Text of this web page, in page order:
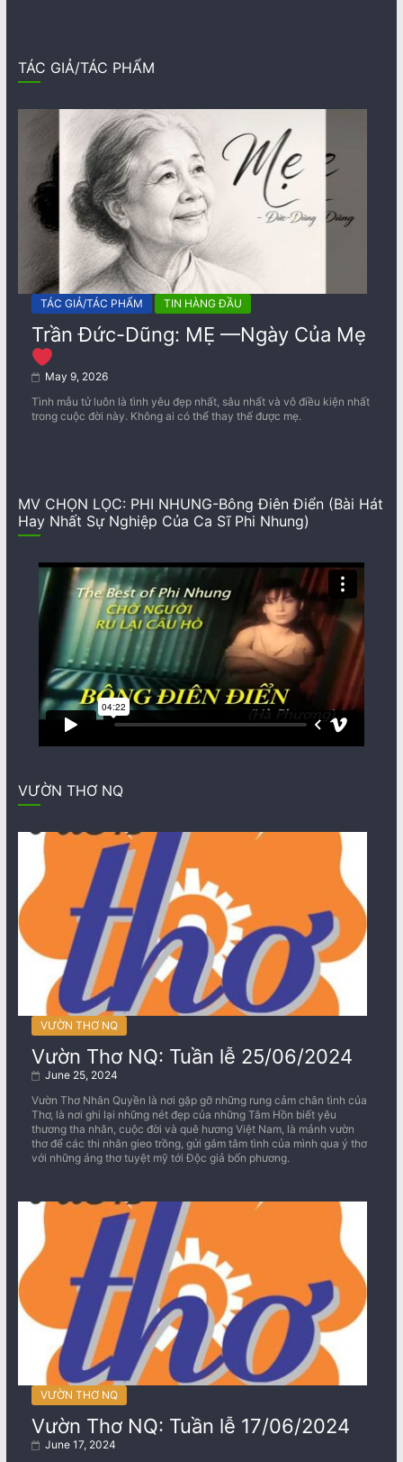
TÁC GIẢ/TÁC PHẨM
TÁC GIẢ/TÁC PHẨM TIN HÀNG ĐẦU
Trần Đức-Dũng: MẸ —Ngày Của Mẹ
May 9, 2026
Tình mẫu tử luôn là tình yêu đẹp nhất, sâu nhất và vô điều kiện nhất
trong cuộc đời này. Không ai có thể thay thế được mẹ.
MV CHỌN LỌC: PHI NHUNG-Bông Điên Điển (Bài Hát
Hay Nhất Sự Nghiệp Của Ca Sĩ Phi Nhung)
VƯỜN THƠ NQ
VƯỜN THƠ NQ
Vườn Thơ NQ: Tuần lễ 25/06/2024
June 25, 2024
Vườn Thơ Nhân Quyền là nơi gặp gỡ những rung cảm chân tình của
Thơ, là nơi ghi lại những nét đẹp của những Tâm Hồn biết yêu
thương tha nhân, cuộc đời và quê hương Việt Nam, là mảnh vườn
thơ để các thi nhân gieo trồng, gửi gắm tâm tình của mình qua ý thơ
với những áng thơ tuyệt mỹ tới Độc giả bốn phương.
VƯỜN THƠ NQ
Vườn Thơ NQ: Tuần lễ 17/06/2024
June 17, 2024